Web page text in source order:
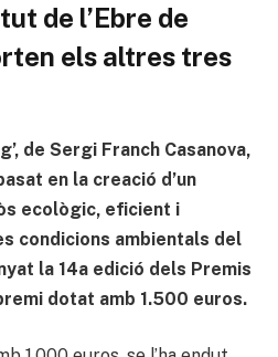
de l’Ebre de
els altres tres
de Sergi Franch Casanova,
en la creació d’un
ecològic, eficient i
condicions ambientals del
la 14a edició dels Premis
dotat amb 1.500 euros.